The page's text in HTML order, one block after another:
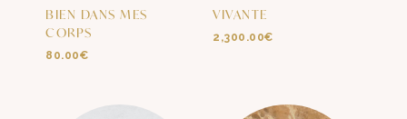
BIEN DANS MES
CORPS
80.00€
VIVANTE
2,300.00€